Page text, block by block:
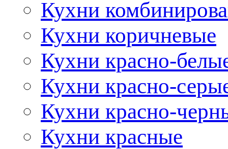
Кухни
Кухни коричневые
Кухни красно-
Кухни красно-
Кухни красно-
Кухни красные